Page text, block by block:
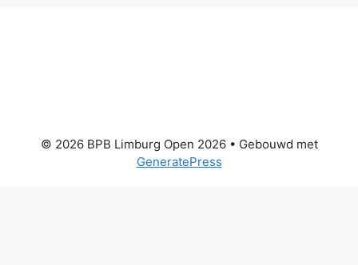
© 2026 BPB Limburg Open 2026• Gebouwd met
GeneratePress